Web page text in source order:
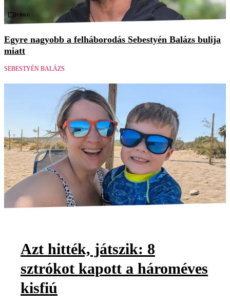
Videó
Egyre nagyobb a felháborodás Sebestyén Balázs bulija
miatt
SEBESTYÉN BALÁZS
Azt hitték, játszik: 8
sztrókot kapott a hároméves
kisfiú